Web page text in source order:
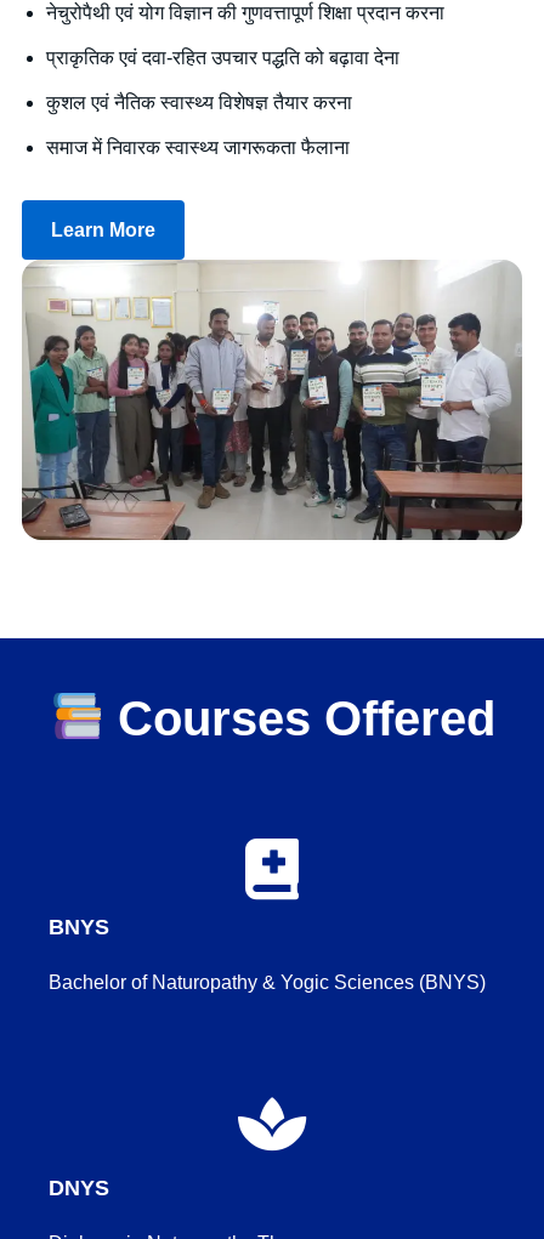
नेचुरोपैथी एवं योग विज्ञान की गुणवत्तापूर्ण शिक्षा प्रदान करना
प्राकृतिक एवं दवा-रहित उपचार पद्धति को बढ़ावा देना
कुशल एवं नैतिक स्वास्थ्य विशेषज्ञ तैयार करना
समाज में निवारक स्वास्थ्य जागरूकता फैलाना
Learn More
Courses Offered
BNYS
Bachelor of Naturopathy & Yogic Sciences (BNYS)
DNYS